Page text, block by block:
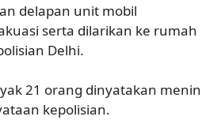
delapan unit mobil
serta dilarikan ke rumah
Delhi.
21 orang dinyatakan
kepolisian.